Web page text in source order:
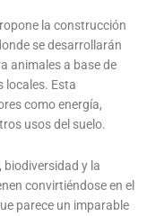
la construcción
se desarrollarán
animales a base de
locales. Esta
como energía,
usos del suelo.
y la
convirtiéndose en el
parece un imparable